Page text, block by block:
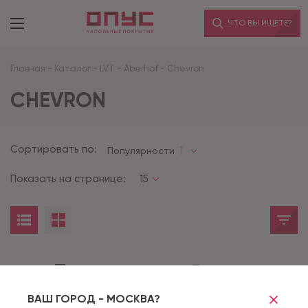
ВАШ ГОРОД - МОСКВА?
ЧТО ВЫ ИЩЕТЕ?
Главная - Каталог - LVT - Aberhof - Chevron
CHEVRON
Сортировать по: Популярности
Показать на странице: 15
Товары не найдены